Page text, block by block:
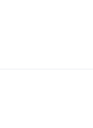
arrependimento ("eu fiz
Coração partido,